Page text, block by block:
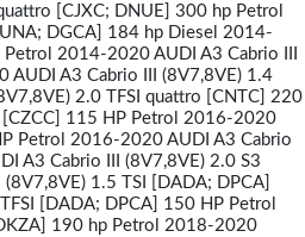
[CJXC; DNUE] 300 hp Petrol
DGCA] 184 hp Diesel 2014-
2014-2020 AUDI A3 Cabrio III
A3 Cabrio III (8V7,8VE) 1.4
2.0 TFSI quattro [CNTC] 220
[CZCC] 115 HP Petrol 2016-2020
Petrol 2016-2020 AUDI A3 Cabrio
A3 Cabrio III (8V7,8VE) 2.0 S3
1.5 TSI [DADA; DPCA]
[DADA; DPCA] 150 HP Petrol
190 hp Petrol 2018-2020